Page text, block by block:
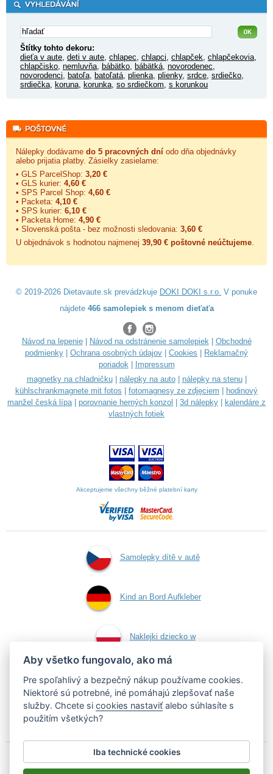
Štítky tohto dekoru:
dieťa v aute, deti v aute, chlapec, chlapci, chlapček, chlapčekovia,
chlapčisko, nemluvňa, bábätko, bábätká, novorodenec,
novorodenci, batoľa, batoľatá, plienka, plienky, srdce, srdiečko,
srdiečka, koruna, korunka, so srdiečkom, s korunkou
Nálepky dodávame do 5 pracovných dní odo dňa objednávky
alebo prijatia platby. Zásielky zasielame:
• GLS ParcelShop: 3,20 €
• GLS kurier: 4,60 €
• SPS Parcel Shop: 4,60 €
• Packeta: 4,10 €
• SPS kurier: 6,10 €
• Packeta Home: 4,90 €
• Slovenská pošta - bez možnosti sledovania: 3,60 €
U objednávok s hodnotou najmenej 39,90 € poštovné neúčtujeme.
© 2019-2026 Dietavaute.sk prevádzkuje DOKI DOKI s.r.o. V ponuke
nájdete 466 samolepiek s menom dieťaťa
Návod na lepenie| Návod na odstránenie samolepiek| Obchodné
podmienky
Ochrana osobných údajov Cookies
Reklamačný
poriadok|
Impressum
magnetky na chladničku| nálepky na auto| nálepky na stenu|
kühlschrankmagnete mit fotos
fotomagnesy ze zdjęciem
hodinový
manžel česká lípa| porovnanie herných konzol 3d nálepky
kalendáre z
vlastných fotiek
Akceptujeme všechny běžné platební karty
Samolepky dítě v autě
Kind an Bord Aufkleber
Naklejki dziecko w
aucie
Podľa zákona o evidencii tržieb je predávajúci povinný vystaviť
kupujúcemu účtenku.
Aby všetko fungovalo, ako má
Pre spoľahlivý a bezpečný nákup používame cookies.
Niektoré sú potrebné, iné pomáhajú zlepšovať naše
služby. Chcete sicookies nastaviť alebo súhlasíte s
použitím všetkých?
Iba technické cookies